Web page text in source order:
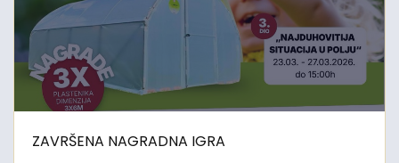
ZAVRŠENA NAGRADNA IGRA